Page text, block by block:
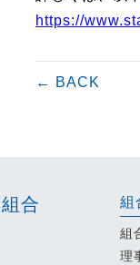
https://
← BACK
合 組
組
理